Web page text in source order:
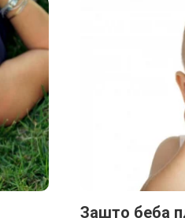
Зашто беба